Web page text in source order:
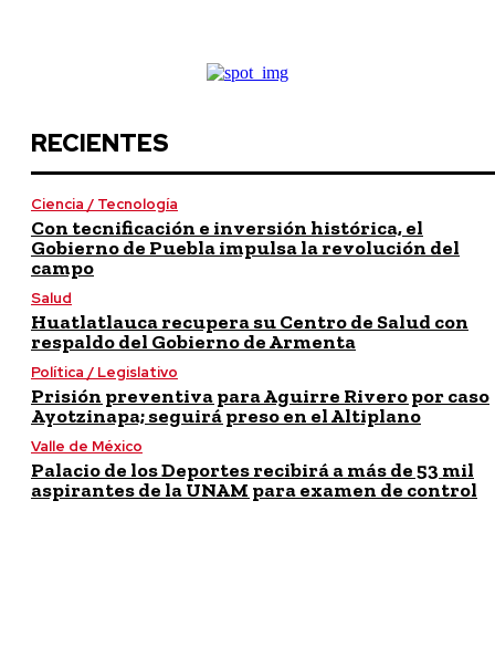
RECIENTES
Ciencia / Tecnología
Con tecnificación e inversión histórica, el
Gobierno de Puebla impulsa la revolución del
campo
Salud
Huatlatlauca recupera su Centro de Salud con
respaldo del Gobierno de Armenta
Política / Legislativo
Prisión preventiva para Aguirre Rivero por caso
Ayotzinapa; seguirá preso en el Altiplano
Valle de México
Palacio de los Deportes recibirá a más de 53 mil
aspirantes de la UNAM para examen de control